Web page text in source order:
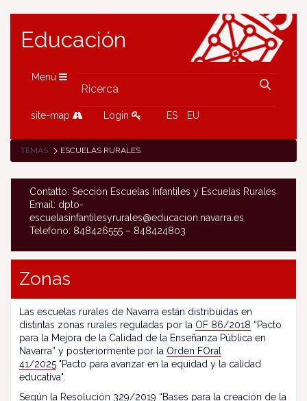
Educación
Menù
site-map Login ES EU
TEMAS ESCUELAS RURALES
Contatto: Sección Escuelas Infantiles y Escuelas Rurales
Email: dpto-
escuelasinfantilesyrurales@educacion.navarra.es
Telefono: 848426555 – 848424803
Zonas
Las escuelas rurales de Navarra están distribuidas en
distintas zonas rurales reguladas por la OF 86/2018 “Pacto
para la Mejora de la Calidad de la Enseñanza Pública en
Navarra” y posteriormente por la Orden FOral
41/2025 "Pacto para avanzar en la equidad y la calidad
educativa".
Según la Resolución 329/2019 “Bases para la creación de la